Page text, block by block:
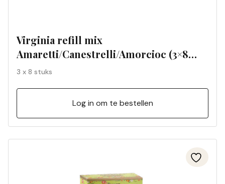
Virginia refill mix
Amaretti/Canestrelli/Amorcioc (3×8
zakjes)
3 x 8 stuks
Log in om te bestellen